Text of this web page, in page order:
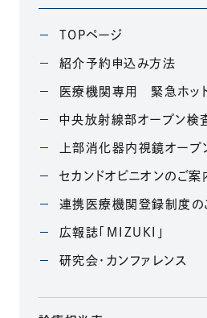
TOPページ
紹介予約申込み方法
医療機関専用 緊急ホッ
中央放射線部オープン検
上部消化器内視鏡オープ
セカンドオピニオンのご案
連携医療機関登録制度の
広報誌「MIZUKI」
研究会・カンファレンス